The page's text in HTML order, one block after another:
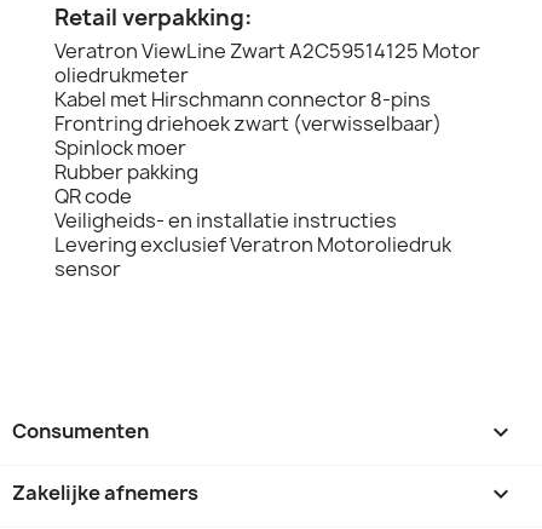
Retail verpakking:
Veratron ViewLine Zwart A2C59514125 Motor
oliedrukmeter
Kabel met Hirschmann connector 8-pins
Frontring driehoek zwart (verwisselbaar)
Spinlock moer
Rubber pakking
QR code
Veiligheids- en installatie instructies
Levering exclusief Veratron Motoroliedruk
sensor
Consumenten 
Zakelijke afnemers 